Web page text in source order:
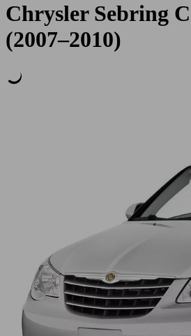
Chrysler Sebring
(2007–2010)